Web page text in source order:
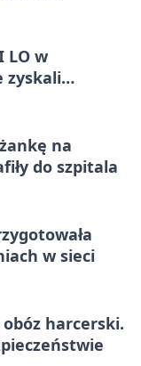
LO w
zyskali
na
do szpitala
w sieci
harcerski.